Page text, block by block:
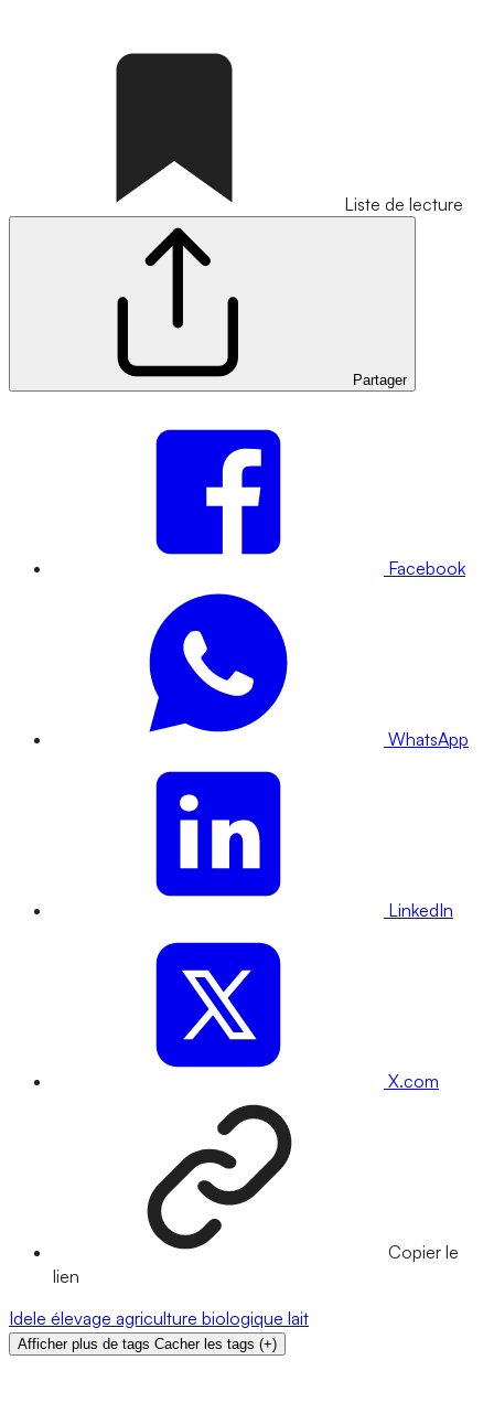
Liste de lecture
Partager
Facebook
WhatsApp
LinkedIn
X.com
Copier le
lien
Idele élevage agriculture biologique lait
Afficher plus de tags Cacher les tags (+)